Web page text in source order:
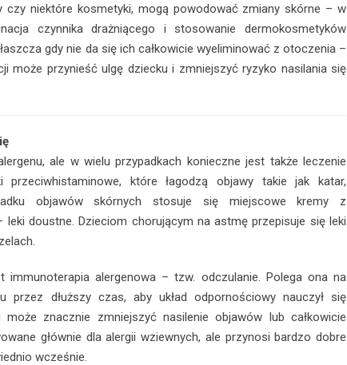
czy niektóre kosmetyki, mogą powodować zmiany skórne – w
czynnika drażniącego i stosowanie dermokosmetyków
gdy nie da się ich całkowicie wyeliminować z otoczenia –
może przynieść ulgę dziecku i zmniejszyć ryzyko nasilania się
ale w wielu przypadkach konieczne jest także leczenie
które łagodzą objawy takie jak katar,
objawów skórnych stosuje się miejscowe kremy z
doustne. Dzieciom chorującym na astmę przepisuje się leki
alergenowa – tzw. odczulanie. Polega ona na
przez dłuższy czas, aby układ odpornościowy nauczył się
znacznie zmniejszyć nasilenie objawów lub całkowicie
głównie dla alergii wziewnych, ale przynosi bardzo dobre
wcześnie.